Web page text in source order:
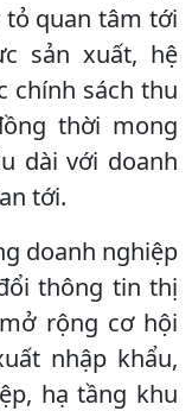
tỏ quan tâm tới
sản xuất, hệ
chính sách thu
thời mong
dài với doanh
tới.
doanh nghiệp
thông tin thị
rộng cơ hội
nhập khẩu,
hạ tầng khu